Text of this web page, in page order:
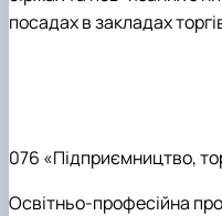
посадахв закладах
076 «Підприємництво,
Освітньо-професійна